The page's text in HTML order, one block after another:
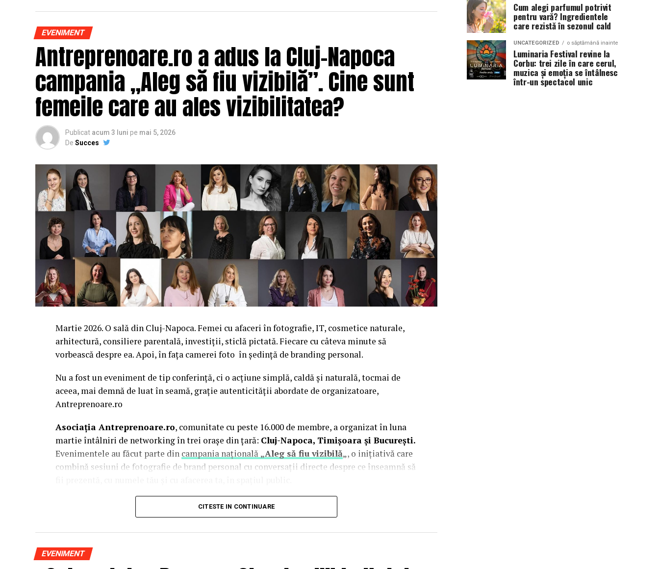
EVENIMENT
Antreprenoare.ro a adus la Cluj-Napoca
campania „Aleg să fiu vizibilă”. Cine sunt
femeile care au ales vizibilitatea?
Publicat acum 3 luni pe mai 5, 2026
De Succes
Martie 2026. O sală din Cluj-Napoca. Femei cu afaceri în fotografie, IT, cosmetice naturale,
arhitectură, consiliere parentală, investiții, sticlă pictată. Fiecare cu câteva minute să
vorbească despre ea. Apoi, în fața camerei foto în ședință de branding personal.
Nu a fost un eveniment de tip conferință, ci o acțiune simplă, caldă și naturală, tocmai de
aceea, mai demnă de luat în seamă, grație autenticității abordate de organizatoare,
Antreprenoare.ro
Asociația Antreprenoare.ro, comunitate cu peste 16.000 de membre, a organizat în luna
martie întâlniri de networking în trei orașe din țară: Cluj-Napoca, Timișoara și București.
Evenimentele au făcut parte din campania națională „Aleg să fiu vizibilă„, o inițiativă care
combină sesiuni de fotografie de brand personal cu conversații directe despre ce înseamnă să
La Cluj-Napoca, sesiunile foto au fost susținute de doi fotografi profesioniști:
(lightsun.ro) șiDeni Sîrb(DA Studio). Valentina a venit cu 18 ani de carieră în
vânzări în spate și o tranziție asumată spre fotografia comercială și de brand personal. Deni
portret de 15 ani.
CITESTE IN CONTINUARE
EVENIMENT
Cum alegi parfumul potrivit
pentru vară? Ingredientele
care rezistă în sezonul cald
UNCATEGORIZED o săptămână inainte
Luminaria Festival revine la
Corbu: trei zile în care cerul,
muzica și emoția se întâlnesc
într-un spectacol unic